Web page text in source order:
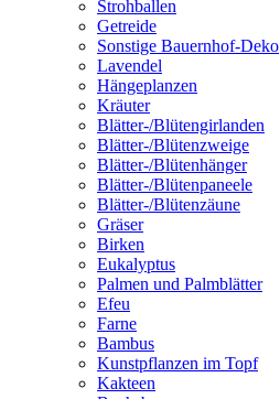
Strohballen
Getreide
Sonstige Bauernhof-Deko
Lavendel
Hängeplanzen
Kräuter
Blätter-/Blütengirlanden
Blätter-/Blütenzweige
Blätter-/Blütenhänger
Blätter-/Blütenpaneele
Blätter-/Blütenzäune
Gräser
Birken
Eukalyptus
Palmen und Palmblätter
Efeu
Farne
Bambus
Kunstpflanzen im Topf
Kakteen